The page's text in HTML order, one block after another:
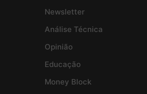
Newsletter
Análise Técnica
Opinião
Educação
Money Block